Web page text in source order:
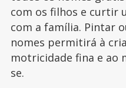
com os filhos e curtir
com a família. Pintar
nomes permitirá à
motricidade fina e ao
se.